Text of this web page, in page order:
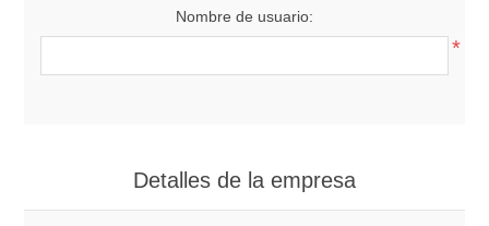
Nombre de usuario:
*
Detalles de la empresa